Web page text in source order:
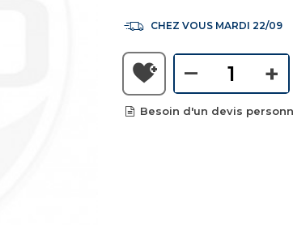
CHEZ VOUS MARDI 22/09
– +
Besoin d'un devis